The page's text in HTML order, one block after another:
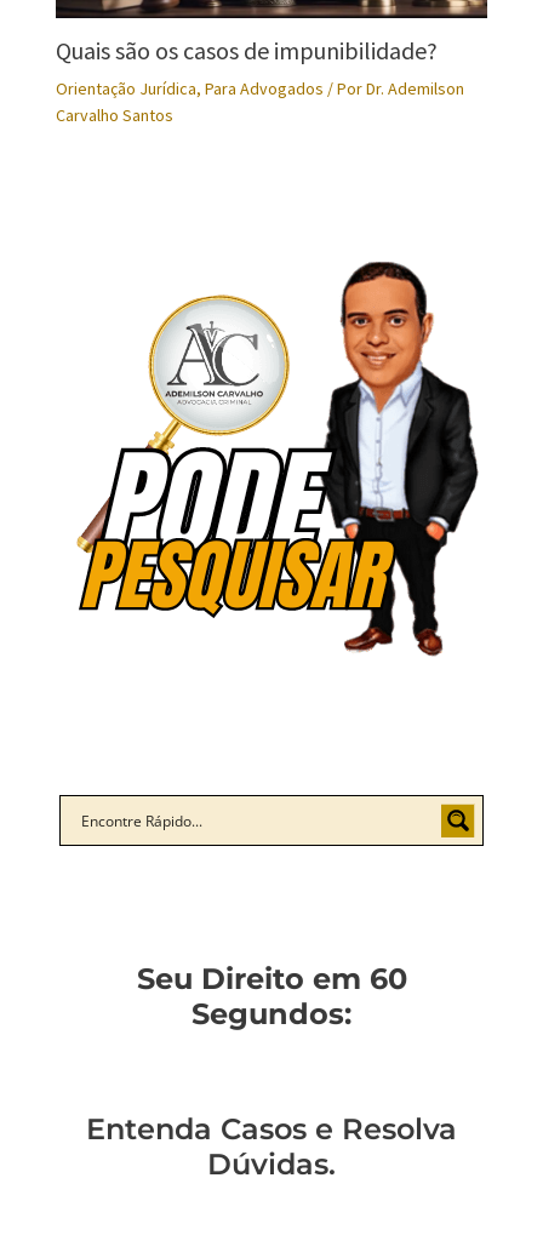
Quais são os casos de impunibilidade?
Orientação Jurídica, Para Advogados / PorDr. Ademilson
Carvalho Santos
Seu Direito em 60
Segundos:
Entenda Casos e Resolva
Dúvidas.